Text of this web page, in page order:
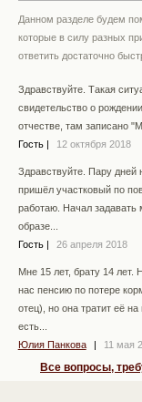
Данном разделе будем
которые в силу разных
ответить достаточно
Здравствуйте. Такая
свидетельство о
отчестве, там записано
Гость
12 октября 2018
Здравствуйте. Пару дней
пришёл участковый по
работаю. Начал
образе...
Гость
26 апреля 2018
Мне 15 лет, брату 14
нас пенсию по потере
отец), но она тратит её
есть...
Юлия Панкова
11 мая
Все вопросы,